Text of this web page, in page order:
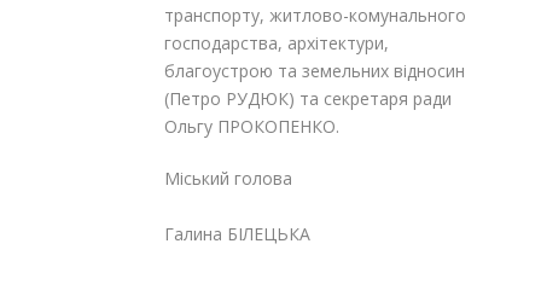
транспорту, житлово-комунального
господарства, архітектури,
благоустрою та земельних відносин
(Петро РУДЮК) та секретаря ради
Ольгу ПРОКОПЕНКО.
Міський голова
Галина БІЛЕЦЬКА